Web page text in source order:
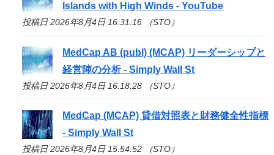
Islands with High Winds - YouTube
投稿日 2026年8月4日 16:31:16 （STO）
MedCap AB (publ) (MCAP) リーダーシップと
経営陣の分析 - Simply Wall St
投稿日 2026年8月4日 16:18:28 （STO）
MedCap (MCAP) 貸借対照表と財務健全性指標
- Simply Wall St
投稿日 2026年8月4日 15:54:52 （STO）